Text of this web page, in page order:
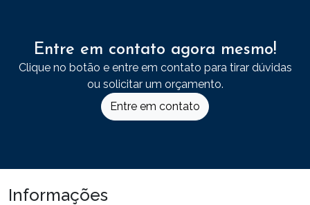
Entre em contato agora mesmo!
Clique no botão e entre em contato para tirar dúvidas
ou solicitar um orçamento.
Entre em contato
Informações